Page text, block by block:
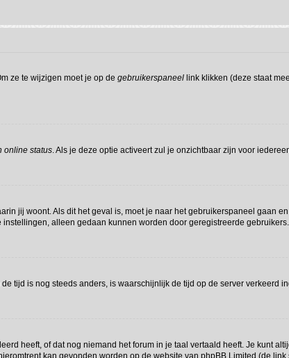
ze te wijzigen moet je op de gebruikerspaneel link klikken (deze staat
online status. Als je deze optie activeert zul je onzichtbaar zijn voor
jij woont. Als dit het geval is, moet je naar het gebruikerspaneel gaan
alleen gedaan kunnen worden door geregistreerde
tijd is nog steeds anders, is waarschijnlijk de tijd op de server verkeerd
heeft, of dat nog niemand het forum in je taal vertaald heeft. Je kunt
kan gevonden worden op de website van phpBB Limited (de